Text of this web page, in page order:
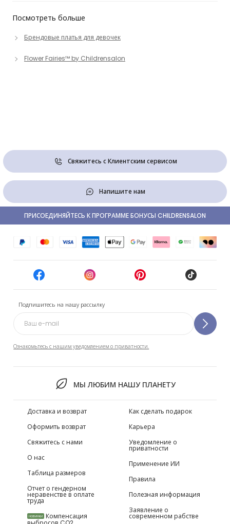
Посмотреть больше
Брендовые платья для девочек
Flower Fairies™ by Childrensalon
Свяжитесь с Клиентским сервисом
Напишите нам
Подпишитесь на нашу рассылку
Ознакомьтесь с нашим уведомлением о приватности.
МЫ ЛЮБИМ НАШУ ПЛАНЕТУ
ПРИСОЕДИНЯЙТЕСЬ К ПРОГРАММЕ БОНУСЫ CHILDRENSALON
Доставка и возврат
Оформить возврат
Свяжитесь с нами
О нас
Таблица размеров
Отчет о гендерном
неравенстве в оплате
труда
НОВИНКИ Компенсация
Как сделать подарок
Карьера
Уведомление о
приватности
Применение ИИ
Правила
Полезная информация
Заявление о
современном рабстве